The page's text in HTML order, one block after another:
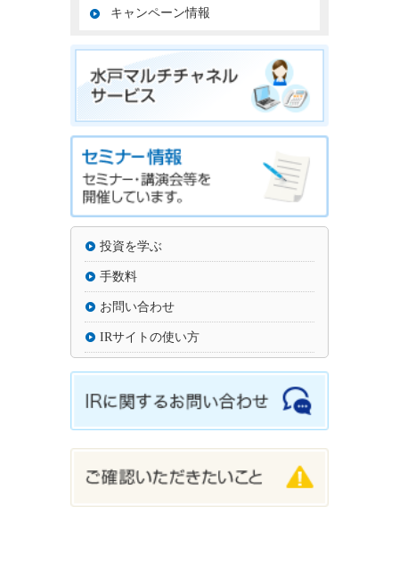
キャンペーン情報
投資を学ぶ
手数料
お問い合わせ
IRサイトの使い方